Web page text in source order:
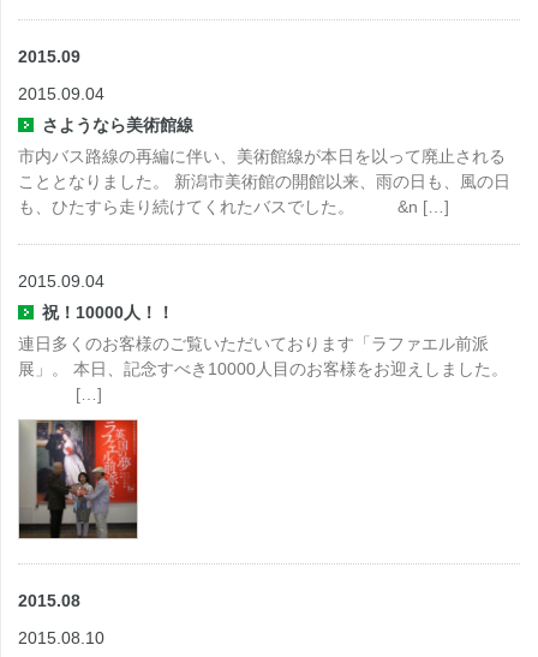
2015.09
2015.09.04
さようなら美術館線
市内バス路線の再編に伴い、美術館線が本日を以って廃止される
こととなりました。 新潟市美術館の開館以来、雨の日も、風の日
も、ひたすら走り続けてくれたバスでした。 &n […]
2015.09.04
祝！10000人！！
連日多くのお客様のご覧いただいております「ラファエル前派
展」。 本日、記念すべき10000人目のお客様をお迎えしました。
[…]
2015.08
2015.08.10